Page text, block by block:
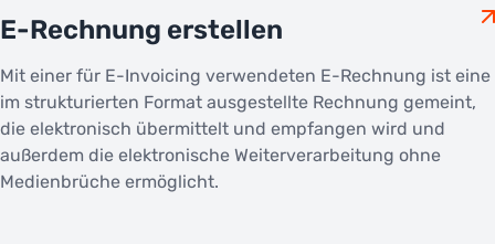
E-Rechnung erstellen
Mit einer für E-Invoicing verwendeten E-Rechnung ist eine
im strukturierten Format ausgestellte Rechnung gemeint,
die elektronisch übermittelt und empfangen wird und
außerdem die elektronische Weiterverarbeitung ohne
Medienbrüche ermöglicht.